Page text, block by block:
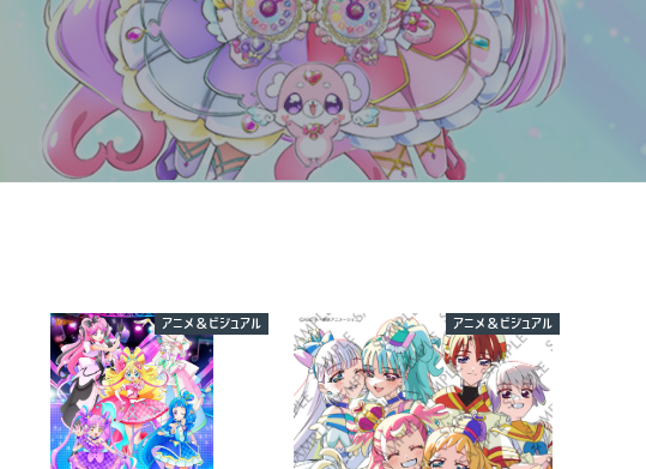
アニメ＆ビジュアル アニメ＆ビジュアル